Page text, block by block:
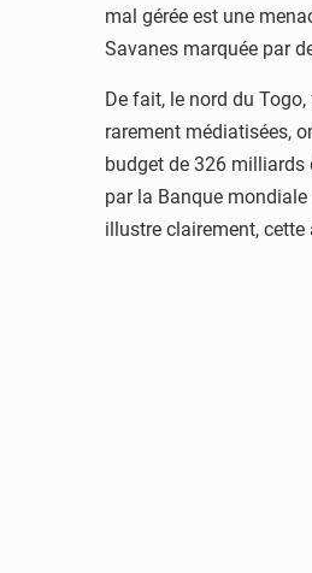
mal gérée est une
Savanes marquée par
De fait, le nord du
rarement médiatisées,
budget de 326 milliards
par la Banque
illustre clairement,